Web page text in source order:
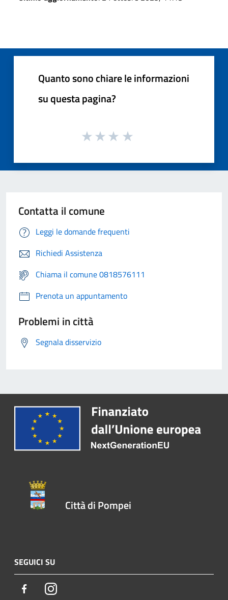
Quanto sono chiare le informazioni
su questa pagina?
Contatta il comune
Leggi le domande frequenti
Richiedi Assistenza
Chiama il comune 0818576111
Prenota un appuntamento
Problemi in città
Segnala disservizio
Città di Pompei
SEGUICI SU
FacebookInstagram